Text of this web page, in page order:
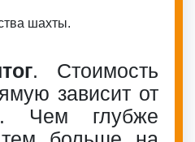
шахты.
. Стоимость
зависит от
Чем глубже